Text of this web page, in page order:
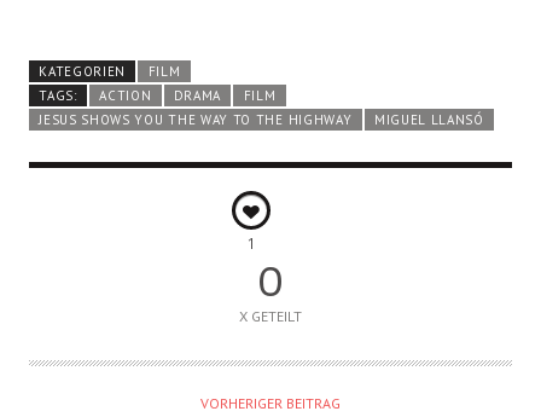
KATEGORIEN
FILM
TAGS:
ACTION DRAMA
FILM
JESUS SHOWS YOU THE WAY TO THE HIGHWAY
MIGUEL LLANSÓ
1
0
X GETEILT
VORHERIGER BEITRAG